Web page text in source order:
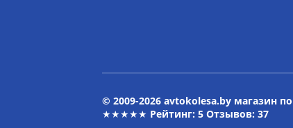
© 2009-2026 avtokolesa.by магазин
★★★★★ Рейтинг: 5 Отзывов: 37